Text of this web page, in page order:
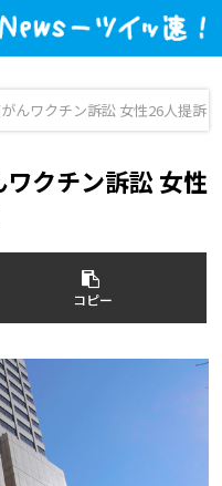
がんワクチン訴訟 女性26人提訴
ワクチン訴訟 女性
コピー